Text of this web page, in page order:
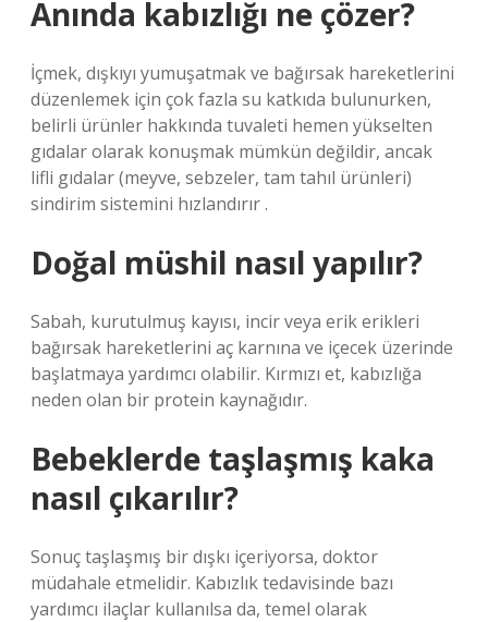
Anında kabızlığı ne çözer?
İçmek, dışkıyı yumuşatmak ve bağırsak hareketlerini
düzenlemek için çok fazla su katkıda bulunurken,
belirli ürünler hakkında tuvaleti hemen yükselten
gıdalar olarak konuşmak mümkün değildir, ancak
lifli gıdalar (meyve, sebzeler, tam tahıl ürünleri)
sindirim sistemini hızlandırır .
Doğal müshil nasıl yapılır?
Sabah, kurutulmuş kayısı, incir veya erik erikleri
bağırsak hareketlerini aç karnına ve içecek üzerinde
başlatmaya yardımcı olabilir. Kırmızı et, kabızlığa
neden olan bir protein kaynağıdır.
Bebeklerde taşlaşmış kaka
nasıl çıkarılır?
Sonuç taşlaşmış bir dışkı içeriyorsa, doktor
müdahale etmelidir. Kabızlık tedavisinde bazı
yardımcı ilaçlar kullanılsa da, temel olarak